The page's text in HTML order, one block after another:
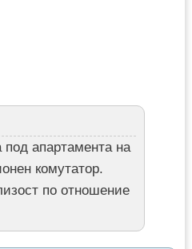
апартамента на
комутатор.
по отношение